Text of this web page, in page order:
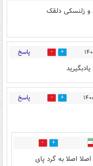
و زلنسکی دلقک
3 پاسخ
8 پاسخ
2
اصلا به گرد پای